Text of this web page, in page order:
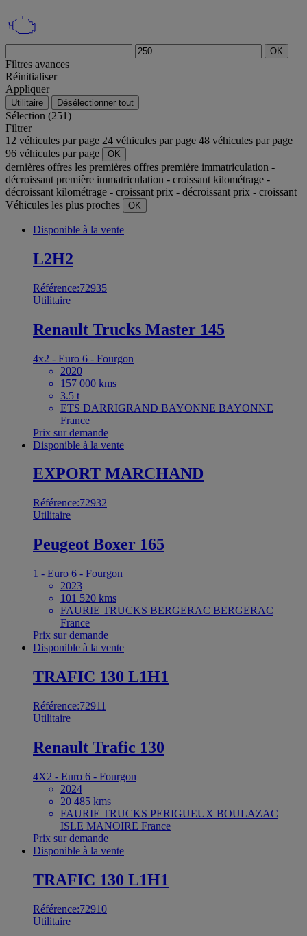
OK
Filtres avances
Réinitialiser
Appliquer
Utilitaire Désélectionner tout
Sélection (251)
Filtrer
12 véhicules par page 24 véhicules par page 48 véhicules par page
96 véhicules par page
OK
dernières offres les premières offres première immatriculation -
décroissant première immatriculation - croissant kilométrage -
décroissant kilométrage - croissant prix - décroissant prix - croissant
Véhicules les plus proches
OK
Disponible à la vente
L2H2
Référence:72935
Utilitaire
Renault Trucks Master 145
4x2 - Euro 6 - Fourgon
2020
157 000 kms
3.5 t
ETS DARRIGRAND BAYONNE BAYONNE
France
Prix sur demande
Disponible à la vente
EXPORT MARCHAND
Référence:72932
Utilitaire
Peugeot Boxer 165
1 - Euro 6 - Fourgon
2023
101 520 kms
FAURIE TRUCKS BERGERAC BERGERAC
France
Prix sur demande
Disponible à la vente
TRAFIC 130 L1H1
Référence:72911
Utilitaire
Renault Trafic 130
4X2 - Euro 6 - Fourgon
2024
20 485 kms
FAURIE TRUCKS PERIGUEUX BOULAZAC
ISLE MANOIRE France
Prix sur demande
Disponible à la vente
TRAFIC 130 L1H1
Référence:72910
Utilitaire